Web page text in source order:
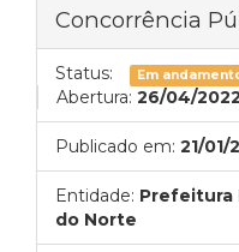
Concorrência
Status: Em
Abertura: 26/04/
Publicado em: 21/01/
Entidade: Prefeitura
do Norte